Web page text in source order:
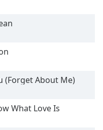
(Forget About Me)
What Love Is